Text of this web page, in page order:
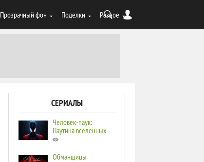
Прозрачный фон Поделки Разное
СЕРИАЛЫ
Человек-паук:
Паутина вселенных
Обманщицы